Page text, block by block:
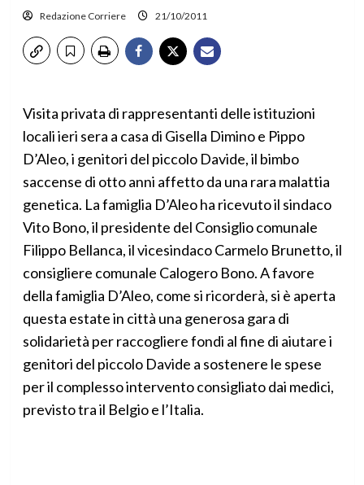
Redazione Corriere 21/10/2011
Visita privata di rappresentanti delle istituzioni
locali ieri sera a casa di Gisella Dimino e Pippo
D’Aleo, i genitori del piccolo Davide, il bimbo
saccense di otto anni affetto da una rara malattia
genetica. La famiglia D’Aleo ha ricevuto il sindaco
Vito Bono, il presidente del Consiglio comunale
Filippo Bellanca, il vicesindaco Carmelo Brunetto, il
consigliere comunale Calogero Bono. A favore
della famiglia D’Aleo, come si ricorderà, si è aperta
questa estate in città una generosa gara di
solidarietà per raccogliere fondi al fine di aiutare i
genitori del piccolo Davide a sostenere le spese
per il complesso intervento consigliato dai medici,
previsto tra il Belgio e l’Italia.